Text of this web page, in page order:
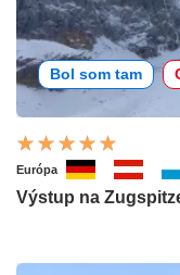
Bol som tam
Európa
Výstup na